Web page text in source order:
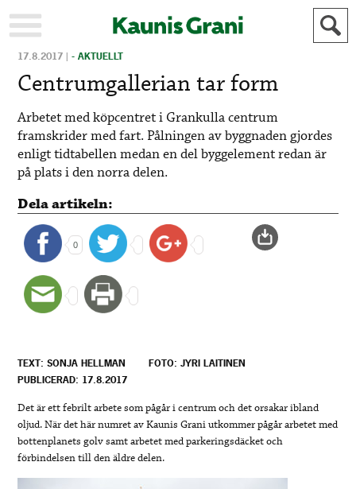
KAUPUNKI
STADEN
AJANKOHTAISTA
AKTUELLT
URHEILU
IDROTT
KULTTUURI
KULTUR
HISTORIA
HISTORIA
YLEINEN
MAINOSTAJILLE
FÖR
ANNONSÖRER
17.8.2017 |- AKTUELLT
Centrumgallerian tar form
Arbetet med köpcentret i Grankulla centrum
framskrider med fart. Pålningen av byggnaden gjordes
enligt tidtabellen medan en del byggelement redan är
på plats i den norra delen.
Dela artikeln:
0
TEXT: SONJA HELLMAN
FOTO: JYRI LAITINEN
PUBLICERAD: 17.8.2017
Det är ett febrilt arbete som pågår i centrum och det orsakar ibland
oljud. När det här numret av Kaunis Grani utkommer pågår arbetet med
bottenplanets golv samt arbetet med parkeringsdäcket och
förbindelsen till den äldre delen.